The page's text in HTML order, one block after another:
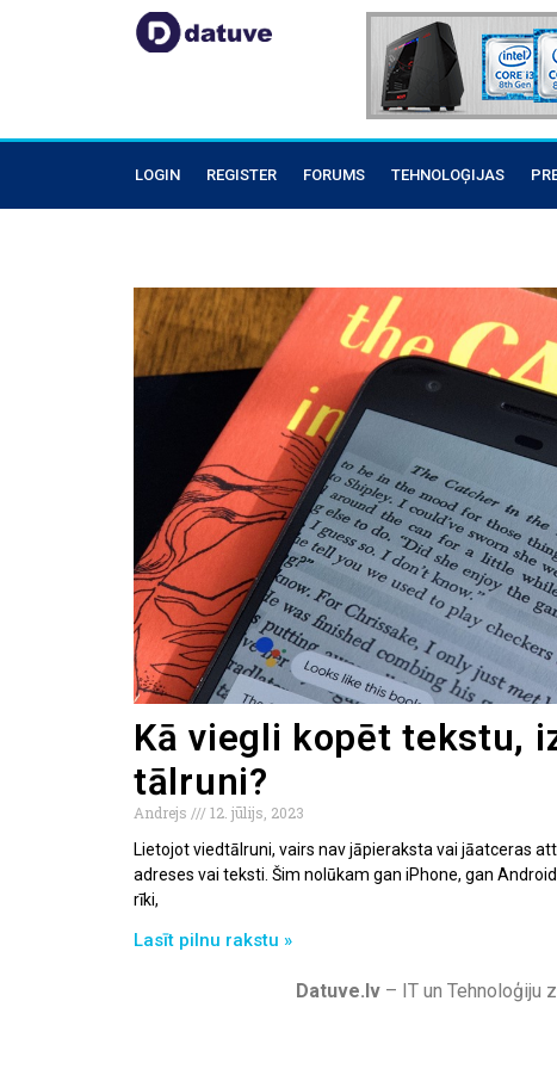
LOGIN REGISTER FORUMS TEHNOLOĢIJAS
Kā viegli kopēt tekstu,
tālruni?
Andrejs
12. jūlijs, 2023
Lietojot viedtālruni, vairs nav jāpieraksta vai jāatceras
adreses vai teksti. Šim nolūkam gan iPhone, gan
rīki,
Lasīt pilnu rakstu »
Datuve.lv – IT un Tehnoloģiju